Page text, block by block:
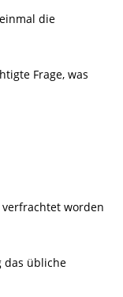
die
Frage, was
worden
das übliche